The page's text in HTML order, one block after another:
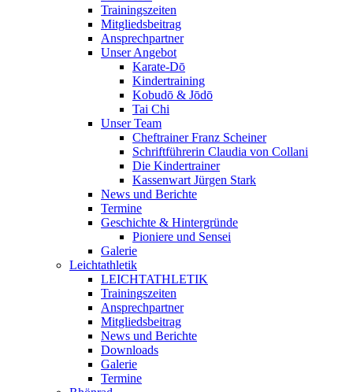
Trainingszeiten
Mitgliedsbeitrag
Ansprechpartner
Unser Angebot
Karate-Dō
Kindertraining
Kobudō & Jōdō
Tai Chi
Unser Team
Cheftrainer Franz Scheiner
Schriftführerin Claudia von Collani
Die Kindertrainer
Kassenwart Jürgen Stark
News und Berichte
Termine
Geschichte & Hintergründe
Pioniere und Sensei
Galerie
Leichtathletik
LEICHTATHLETIK
Trainingszeiten
Ansprechpartner
Mitgliedsbeitrag
News und Berichte
Downloads
Galerie
Termine